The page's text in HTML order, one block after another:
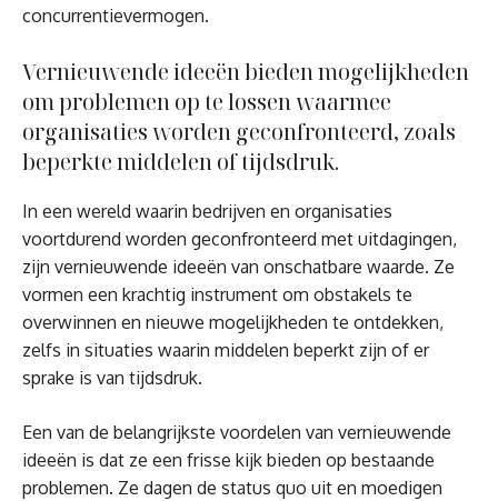
concurrentievermogen.
Vernieuwende ideeën bieden mogelijkheden
om problemen op te lossen waarmee
organisaties worden geconfronteerd, zoals
beperkte middelen of tijdsdruk.
In een wereld waarin bedrijven en organisaties
voortdurend worden geconfronteerd met uitdagingen,
zijn vernieuwende ideeën van onschatbare waarde. Ze
vormen een krachtig instrument om obstakels te
overwinnen en nieuwe mogelijkheden te ontdekken,
zelfs in situaties waarin middelen beperkt zijn of er
sprake is van tijdsdruk.
Een van de belangrijkste voordelen van vernieuwende
ideeën is dat ze een frisse kijk bieden op bestaande
problemen. Ze dagen de status quo uit en moedigen